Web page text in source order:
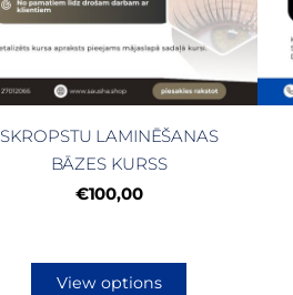
SKROPSTU LAMINĒŠANAS
BĀZES KURSS
€100,00
View options